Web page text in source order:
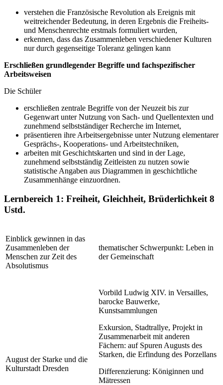
verstehen die Französische Revolution als Ereignis mit
weitreichender Bedeutung, in deren Ergebnis die Freiheits-
und Menschenrechte erstmals formuliert wurden,
erkennen, dass das Zusammenleben verschiedener Kulturen
nur durch gegenseitige Toleranz gelingen kann
Erschließen grundlegender Begriffe und fachspezifischer
Arbeitsweisen
Die Schüler
erschließen zentrale Begriffe von der Neuzeit bis zur
Gegenwart unter Nutzung von Sach- und Quellentexten und
zunehmend selbstständiger Recherche im Internet,
präsentieren ihre Arbeitsergebnisse unter Nutzung elementarer
Gesprächs-, Kooperations- und Arbeitstechniken,
arbeiten mit Geschichtskarten und sind in der Lage,
zunehmend selbstständig Zeitleisten zu nutzen sowie
statistische Angaben aus Diagrammen in geschichtliche
Zusammenhänge einzuordnen.
Lernbereich 1: Freiheit, Gleichheit, Brüderlichkeit8
Ustd.
Einblick gewinnen in das
Zusammenleben der
Menschen zur Zeit des
Absolutismus
thematischer Schwerpunkt: Leben in
der Gemeinschaft
August der Starke und die
Kulturstadt Dresden
Vorbild Ludwig XIV. in Versailles,
barocke Bauwerke,
Kunstsammlungen
Exkursion, Stadtrallye, Projekt in
Zusammenarbeit mit anderen
Fächern: auf Spuren Augusts des
Starken, die Erfindung des Porzellans
Differenzierung: Königinnen und
Mätressen